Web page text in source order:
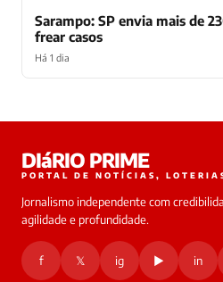
Sarampo: SP envia mais de
frear casos
Há 1 dia
online
DIáRIO PRIME
PORTAL DE NOTÍCIAS,
Jornalismo independente com
agilidade e profundidade.
f 𝕏 ig ▶ in